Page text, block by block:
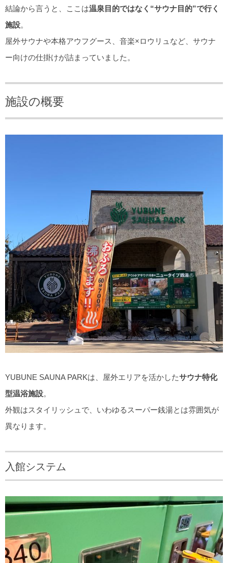
結論から言うと、ここは温泉目的ではなく“サウナ目的”で行く
施設。
屋外サウナや本格アウフグース、音楽×ロウリュなど、サウナ
ー向けの仕掛けが詰まっていました。
施設の概要
YUBUNE SAUNA PARKは、屋外エリアを活かしたサウナ特化
型温浴施設。
外観はスタイリッシュで、いわゆるスーパー銭湯とは雰囲気が
異なります。
入館システム